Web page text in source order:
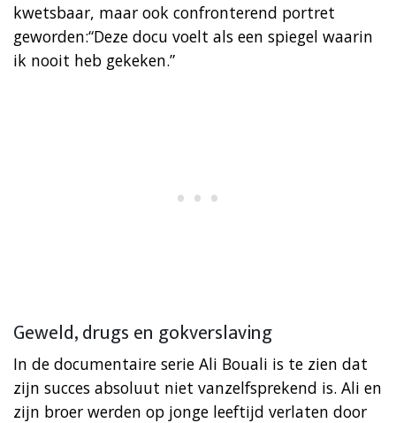
kwetsbaar, maar ook confronterend portret
geworden:“Deze docu voelt als een spiegel waarin
ik nooit heb gekeken.”
Geweld, drugs en gokverslaving
In de documentaire serie Ali Bouali is te zien dat
zijn succes absoluut niet vanzelfsprekend is. Ali en
zijn broer werden op jonge leeftijd verlaten door